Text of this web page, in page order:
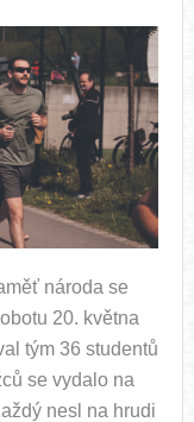
národa se
20. května
tým 36 studentů
se vydalo na
nesl na hrudi